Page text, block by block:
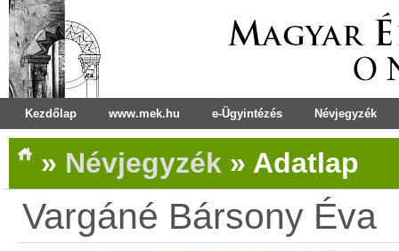
Kezdőlap www.mek.hu e-Ügyintézés Névjegyzék
» Névjegyzék » Adatlap
Vargáné Bársony Éva